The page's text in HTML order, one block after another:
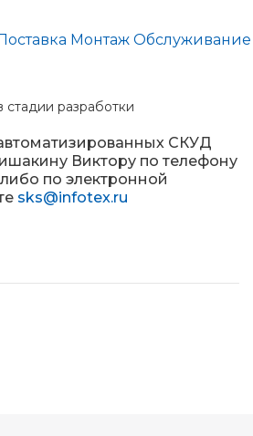
Монтаж Обслуживание
стадии разработки
СКУД
Виктору по телефону
по электронной
sks@infotex.ru